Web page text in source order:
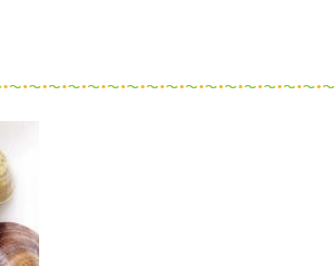
究アイデア 伊豆＆小田原の